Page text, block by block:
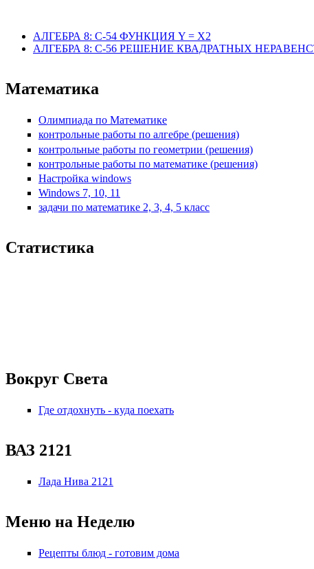
АЛГЕБРА 8: С-54 ФУНКЦИЯ Y = X2
АЛГЕБРА 8: С-56 РЕШЕНИЕ КВАДРАТНЫХ
Математика
Олимпиада по Математике
контрольные работы по алгебре (решения)
контрольные работы по геометрии (решения)
контрольные работы по математике (решения)
Настройка windows
Windows 7, 10, 11
задачи по математике 2, 3, 4, 5 класс
Статистика
Вокруг Света
Где отдохнуть - куда поехать
ВАЗ 2121
Лада Нива 2121
Меню на Неделю
Рецепты блюд - готовим дома